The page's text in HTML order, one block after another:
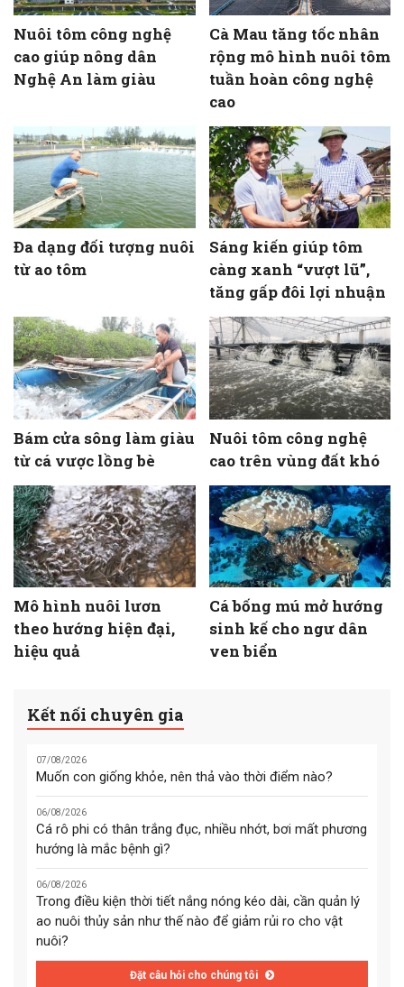
Nuôi tôm công nghệ
cao giúp nông dân
Nghệ An làm giàu
Cà Mau tăng tốc nhân
rộng mô hình nuôi tôm
tuần hoàn công nghệ
cao
Đa dạng đối tượng nuôi
từ ao tôm
Sáng kiến giúp tôm
càng xanh “vượt lũ”,
tăng gấp đôi lợi nhuận
Bám cửa sông làm giàu
từ cá vược lồng bè
Nuôi tôm công nghệ
cao trên vùng đất khó
Mô hình nuôi lươn
theo hướng hiện đại,
hiệu quả
Cá bống mú mở hướng
sinh kế cho ngư dân
ven biển
Kết nối chuyên gia
07/08/2026
Muốn con giống khỏe, nên thả vào thời điểm nào?
06/08/2026
Cá rô phi có thân trắng đục, nhiều nhớt, bơi mất phương
hướng là mắc bệnh gì?
06/08/2026
Trong điều kiện thời tiết nắng nóng kéo dài, cần quản lý
ao nuôi thủy sản như thế nào để giảm rủi ro cho vật
nuôi?
Đặt câu hỏi cho chúng tôi